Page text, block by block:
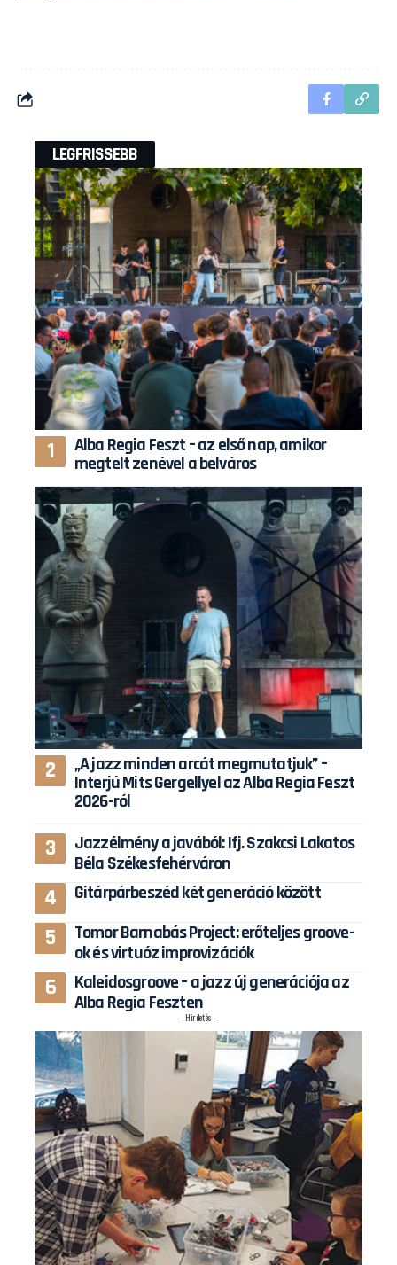
LEGFRISSEBB
Alba Regia Feszt – az első nap, amikor
megtelt zenével a belváros
„A jazz minden arcát megmutatjuk” –
Interjú Mits Gergellyel az Alba Regia Feszt
2026-ról
Jazzélmény a javából: Ifj. Szakcsi Lakatos
Béla Székesfehérváron
Gitárpárbeszéd két generáció között
Tomor Barnabás Project: erőteljes groove-
ok és virtuóz improvizációk
Kaleidosgroove – a jazz új generációja az
Alba Regia Feszten
- Hirdetés -